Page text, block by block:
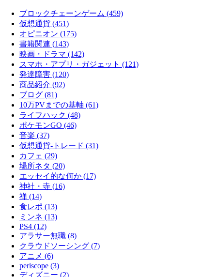
ブロックチェーンゲーム (459)
仮想通貨 (451)
オピニオン (175)
書籍関連 (143)
映画・ドラマ (142)
スマホ・アプリ・ガジェット (121)
発達障害 (120)
商品紹介 (92)
ブログ (81)
10万PVまでの基軸 (61)
ライフハック (48)
ポケモンGO (46)
音楽 (37)
仮想通貨-トレード (31)
カフェ (29)
場所ネタ (20)
エッセイ的な何か (17)
神社・寺 (16)
禅 (14)
食レポ (13)
ミンネ (13)
PS4 (12)
アラサー無職 (8)
クラウドソーシング (7)
アニメ (6)
periscope (3)
ディズニー (2)